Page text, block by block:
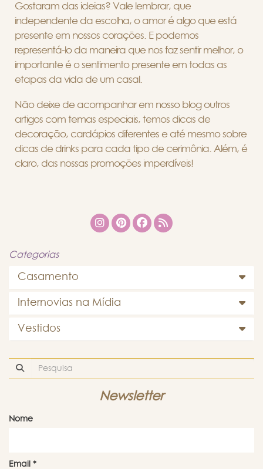
Gostaram das ideias? Vale lembrar, que
independente da escolha, o amor é algo que está
presente em nossos corações. E podemos
representá-lo da maneira que nos faz sentir melhor, o
importante é o sentimento presente em todas as
etapas da vida de um casal.
Não deixe de acompanhar em nosso blog outros
artigos com temas especiais, temos dicas de
decoração, cardápios diferentes e até mesmo sobre
dicas de drinks para cada tipo de cerimônia. Além, é
claro, das nossas promoções imperdíveis!
Categorias
Casamento
Internovias na Mídia
Vestidos
Newsletter
Nome
Email *